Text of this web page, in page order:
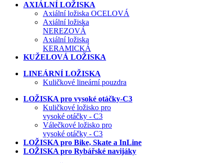
AXIÁLNÍ LOŽISKA
Axiální ložiska OCELOVÁ
Axiální ložiska
NEREZOVÁ
Axiální ložiska
KERAMICKÁ
KUŽELOVÁ LOŽISKA
LINEÁRNÍ LOŽISKA
Kuličkové lineární pouzdra
LOŽISKA pro vysoké otáčky-C3
Kuličkové ložisko pro
vysoké otáčky - C3
Válečkové ložisko pro
vysoké otáčky - C3
LOŽISKA pro Bike, Skate a InLine
LOŽISKA pro Rybářské navijáky